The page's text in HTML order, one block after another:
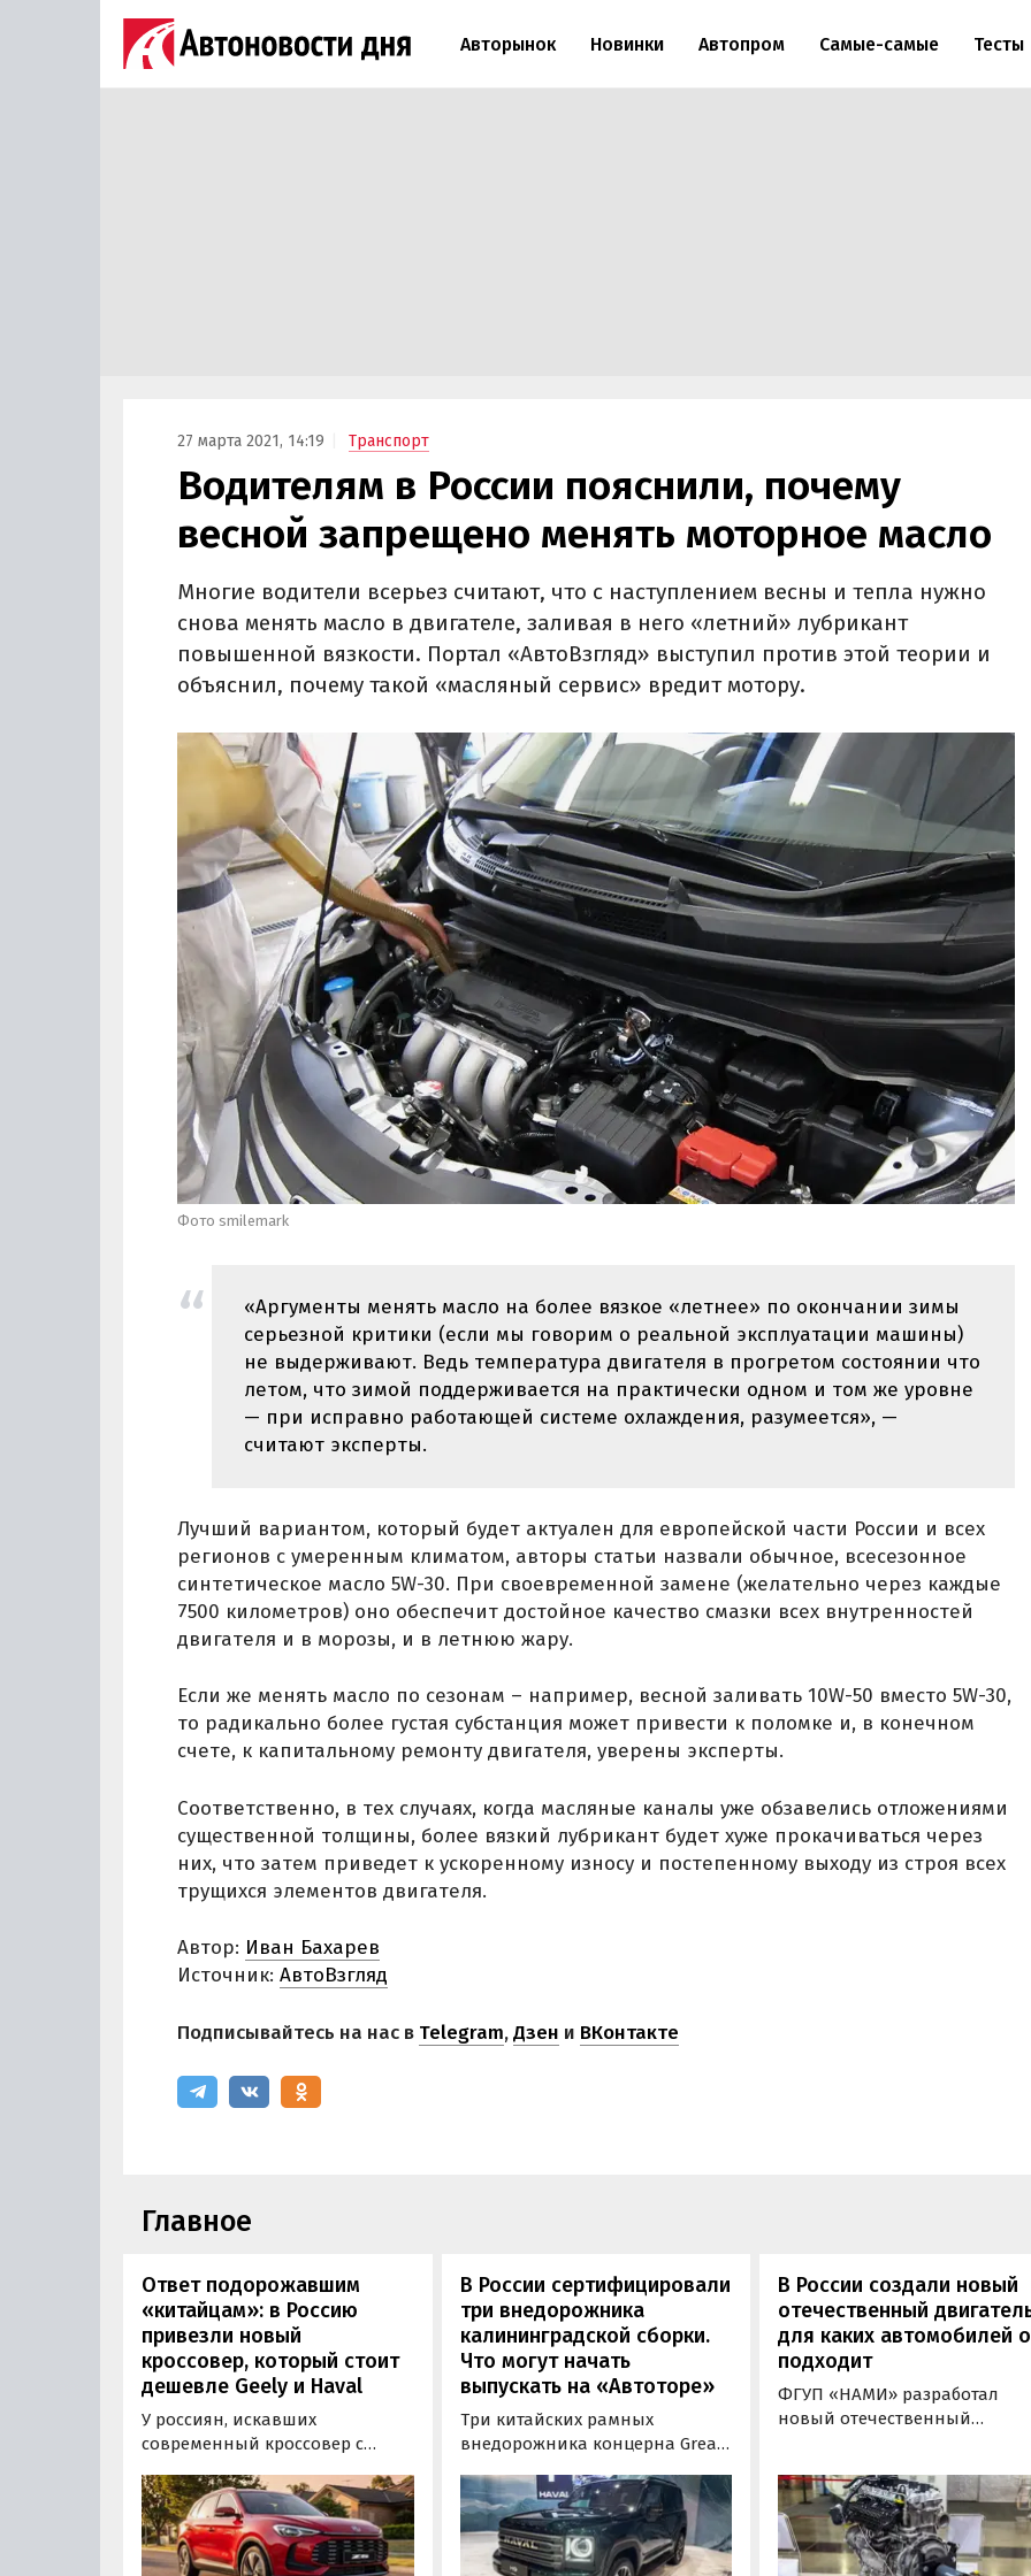
Авторынок Новинки Автопром Самые-самые Тесты
27 марта 2021, 14:19 Транспорт
Водителям в России пояснили, почему
весной запрещено менять моторное масло
Многие водители всерьез считают, что с наступлением весны и тепла нужно
снова менять масло в двигателе, заливая в него «летний» лубрикант
повышенной вязкости. Портал «АвтоВзгляд» выступил против этой теории и
объяснил, почему такой «масляный сервис» вредит мотору.
Фото smilemark
«Аргументы менять масло на более вязкое «летнее» по окончании зимы
серьезной критики (если мы говорим о реальной эксплуатации машины)
не выдерживают. Ведь температура двигателя в прогретом состоянии что
летом, что зимой поддерживается на практически одном и том же уровне
— при исправно работающей системе охлаждения, разумеется», —
считают эксперты.
Лучший вариантом, который будет актуален для европейской части России и всех
регионов с умеренным климатом, авторы статьи назвали обычное, всесезонное
синтетическое масло 5W-30. При своевременной замене (желательно через каждые
7500 километров) оно обеспечит достойное качество смазки всех внутренностей
двигателя и в морозы, и в летнюю жару.
Если же менять масло по сезонам – например, весной заливать 10W-50 вместо 5W-30,
то радикально более густая субстанция может привести к поломке и, в конечном
счете, к капитальному ремонту двигателя, уверены эксперты.
Соответственно, в тех случаях, когда масляные каналы уже обзавелись отложениями
существенной толщины, более вязкий лубрикант будет хуже прокачиваться через
них, что затем приведет к ускоренному износу и постепенному выходу из строя всех
трущихся элементов двигателя.
Автор: Иван Бахарев
Источник: АвтоВзгляд
Подписывайтесь на нас в Telegram,Дзен и ВКонтакте
Главное
Ответ подорожавшим
«китайцам»: в Россию
привезли новый
кроссовер, который стоит
дешевле Geely и Haval
У россиян, искавших
современный кроссовер с
доступной цене, теперь есть
еще один вариант с китайского
рынка — MG ZS. В Китае он
стоит от 900 000 рублей по
В России сертифицировали
три внедорожника
калининградской сборки.
Что могут начать
выпускать на «Автоторе»
Три китайских рамных
внедорожника концерна Great
калининградском заводе
«Автотор». Речь о Haval H9,
Tank 400 и Tank 500, которые
успешно прошли
В России создали новый
отечественный
для каких автомобилей
подходит
ФГУП «НАМИ» разработал
новый отечественный
получивший индекс 414320.
Корреспонденту
«Автоновостей дня» удалось
лично ознакомиться с